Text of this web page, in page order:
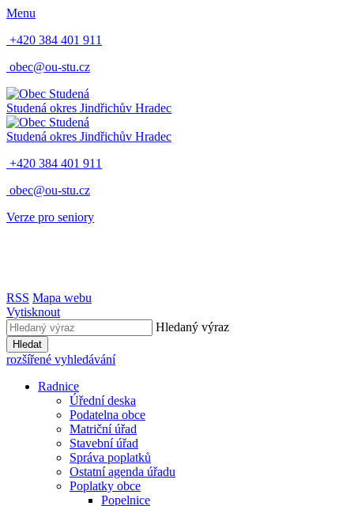
Menu
+420 384 401 911
obec@ou-stu.cz
Studená okres Jindřichův Hradec
Studená okres Jindřichův Hradec
+420 384 401 911
obec@ou-stu.cz
Verze pro seniory
RSS Mapa webu
Vytisknout
Hledaný výraz
Hledat
rozšířené vyhledávání
Radnice
Úřední deska
Podatelna obce
Matriční úřad
Stavební úřad
Správa poplatků
Ostatní agenda úřadu
Poplatky obce
Popelnice